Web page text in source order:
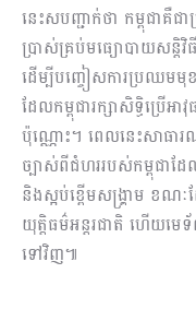
នេះសបញ្ជាក់ថា កម្ពុជាគឺ
ប្រាស់គ្រប់មធ្យោបាយសន្តិវិ
ដើម្បីបញ្ចៀសការប្រឈម
ដែលកម្ពុជារក្សាសិទ្ធិប្រើ
ប៉ុណ្ណោះ។ ពេលនេះសាធា
ច្បាស់ពីជំហររបស់កម្ពុជាដ
និងស្អប់ខ្ពើមសង្គ្រាម ខណ
យុត្តិធម៌អន្តរជាតិ ហើយមេ
ទៅវិញ៕